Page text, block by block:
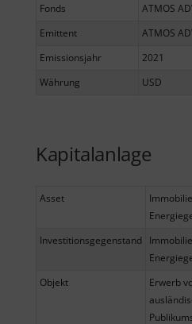
Fonds
ATMOS
Emittent
ATMOS
Emissionsjahr
2021
Währung
USD
Kapitalanlage
Asset
Investitionsgegenstand
Objekt
Erwerb